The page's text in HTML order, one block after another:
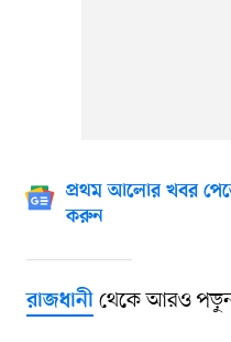
প্রথম আলোর খবর
করুন
রাজধানীথেকে আরও